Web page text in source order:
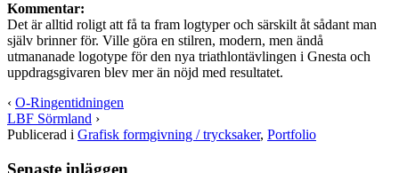
Kommentar:
Det är alltid roligt att få ta fram logtyper och särskilt åt sådant man
själv brinner för. Ville göra en stilren, modern, men ändå
utmananade logotype för den nya triathlontävlingen i Gnesta och
uppdragsgivaren blev mer än nöjd med resultatet.
‹ O-Ringentidningen
LBF Sörmland ›
Publicerad i Grafisk formgivning / trycksaker, Portfolio
Senaste inläggen